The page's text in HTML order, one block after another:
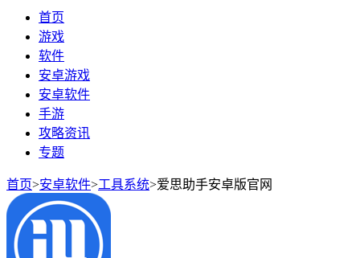
首页
游戏
软件
安卓游戏
安卓软件
手游
攻略资讯
专题
首页>安卓软件>工具系统>爱思助手安卓版官网